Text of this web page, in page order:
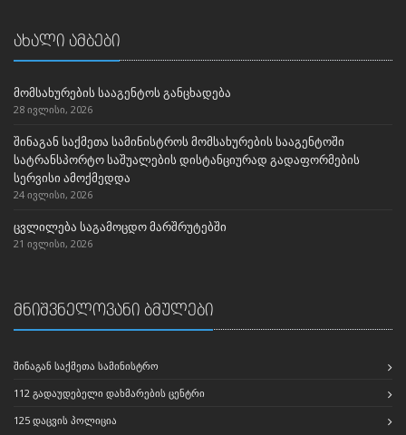
ახალი ამბები
მომსახურების სააგენტოს განცხადება
28 ივლისი, 2026
შინაგან საქმეთა სამინისტროს მომსახურების სააგენტოში
სატრანსპორტო საშუალების დისტანციურად გადაფორმების
სერვისი ამოქმედდა
24 ივლისი, 2026
ცვლილება საგამოცდო მარშრუტებში
21 ივლისი, 2026
მნიშვნელოვანი ბმულები
ᲨᲘᲜᲐᲒᲐᲜ ᲡᲐᲥᲛᲔᲗᲐ ᲡᲐᲛᲘᲜᲘᲡᲢᲠᲝ
112 ᲒᲐᲓᲐᲣᲓᲔᲑᲔᲚᲘ ᲓᲐᲮᲛᲐᲠᲔᲑᲘᲡ ᲪᲔᲜᲢᲠᲘ
125 ᲓᲐᲪᲕᲘᲡ ᲞᲝᲚᲘᲪᲘᲐ